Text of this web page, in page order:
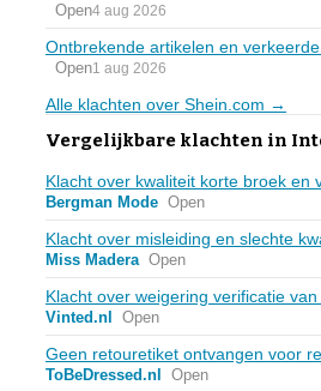
Open4 aug 2026
Ontbrekende artikelen en
Open1 aug 2026
Alle klachten over Shein.com →
Vergelijkbare klachten in
Klacht over kwaliteit korte broek en
Bergman Mode Open
Klacht over misleiding en slechte
Miss Madera Open
Klacht over weigering verificatie van
Vinted.nl Open
Geen retouretiket ontvangen voor
ToBeDressed.nl Open